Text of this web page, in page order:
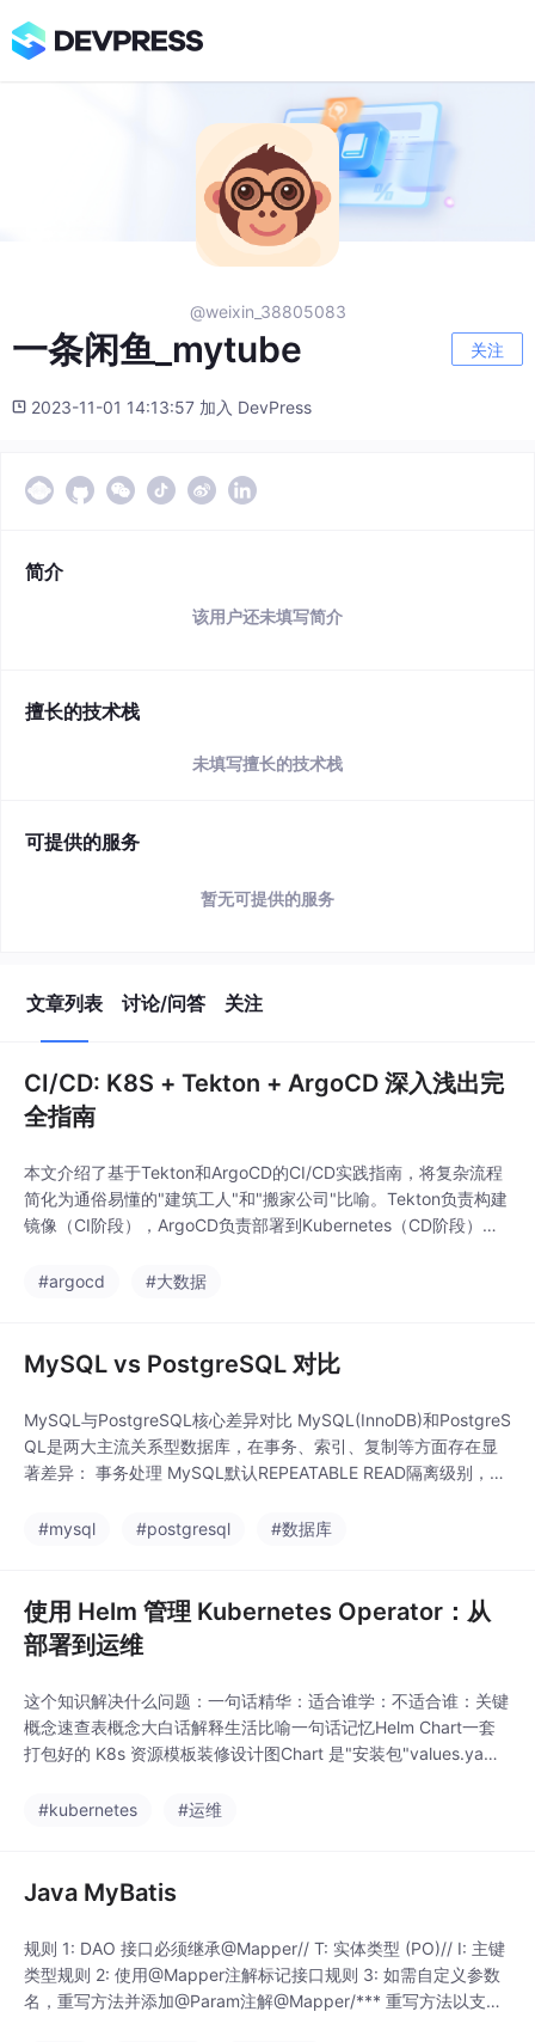
@weixin_38805083
一条闲鱼_mytube 关注
2023-11-01 14:13:57 加入 DevPress
简介
该用户还未填写简介
擅长的技术栈
未填写擅长的技术栈
可提供的服务
暂无可提供的服务
文章列表 讨论/问答 关注
CI/CD: K8S + Tekton + ArgoCD 深入浅出完
全指南
本文介绍了基于Tekton和ArgoCD的CI/CD实践指南，将复杂流程
简化为通俗易懂的"建筑工人"和"搬家公司"比喻。Tekton负责构建
镜像（CI阶段），ArgoCD负责部署到Kubernetes（CD阶段），G
查表以及日常操作指南，帮助开发者快速掌握从代码提交到自动部
#argocd #大数据
MySQL vs PostgreSQL 对比
MySQL与PostgreSQL核心差异对比 MySQL(InnoDB)和PostgreS
QL是两大主流关系型数据库，在事务、索引、复制等方面存在显
著差异： 事务处理 MySQL默认REPEATABLE READ隔离级别，采
D，使用MVCC+SSI实现可串行化 长事务影响不同：MySQL积累u
#mysql #postgresql #数据库
使用 Helm 管理 Kubernetes Operator：从
部署到运维
这个知识解决什么问题：一句话精华：适合谁学：不适合谁：关键
概念速查表概念大白话解释生活比喻一句话记忆Helm Chart一套
打包好的 K8s 资源模板装修设计图Chart 是"安装包"values.yaml
件，生成实际资源施工图纸templates 是"资源模板"Release一次
#kubernetes #运维
Java MyBatis
规则 1: DAO 接口必须继承@Mapper// T: 实体类型 (PO)// I: 主键
类型规则 2: 使用@Mapper注解标记接口规则 3: 如需自定义参数
名，重写方法并添加@Param注解@Mapper/*** 重写方法以支持